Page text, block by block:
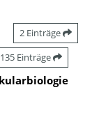
2 Einträge
135 Einträge